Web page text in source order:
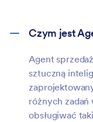
Czym jest
Agent
sztuczną
różnych zadań
obsługiwać